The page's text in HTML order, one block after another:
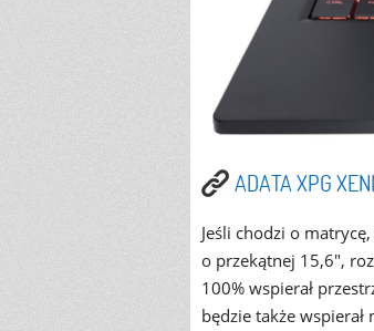
ADATA XPG
Jeśli chodzi o
o przekątnej 15,6",
100% wspierał
będzie także